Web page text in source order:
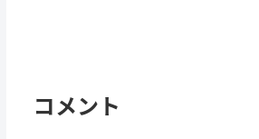
コメント